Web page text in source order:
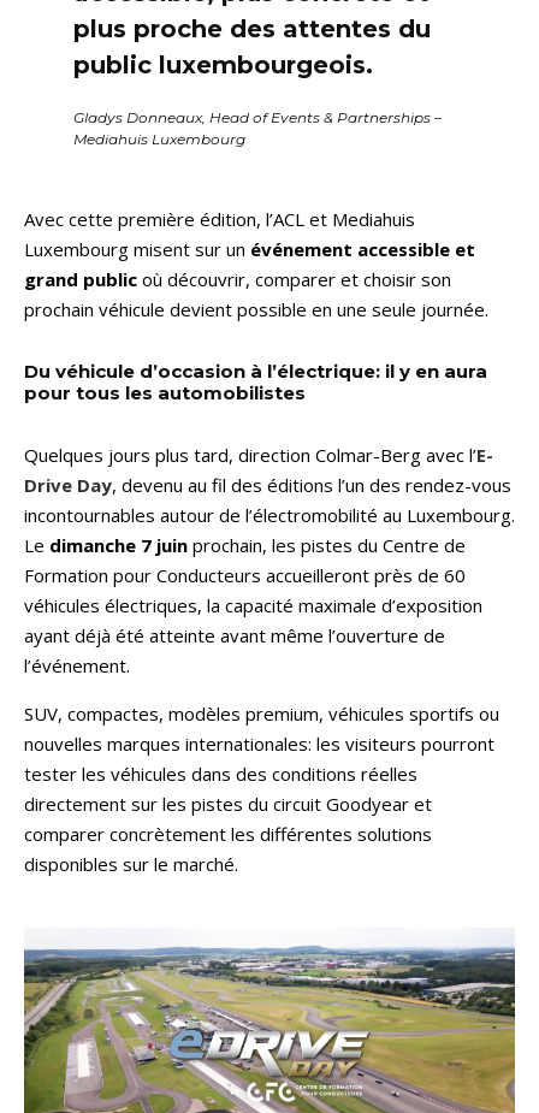
plus proche des attentes du
public luxembourgeois.
Gladys Donneaux, Head of Events & Partnerships –
Mediahuis Luxembourg
Avec cette première édition, l’ACL et Mediahuis
Luxembourg misent sur un événement accessible et
grand public où découvrir, comparer et choisir son
prochain véhicule devient possible en une seule journée.
Du véhicule d’occasion à l’électrique: il y en aura
pour tous les automobilistes
Quelques jours plus tard, direction Colmar-Berg avec l’E-
Drive Day, devenu au fil des éditions l’un des rendez-vous
incontournables autour de l’électromobilité au Luxembourg.
Le dimanche 7 juin prochain, les pistes du Centre de
Formation pour Conducteurs accueilleront près de 60
véhicules électriques, la capacité maximale d’exposition
ayant déjà été atteinte avant même l’ouverture de
l’événement.
SUV, compactes, modèles premium, véhicules sportifs ou
nouvelles marques internationales: les visiteurs pourront
tester les véhicules dans des conditions réelles
directement sur les pistes du circuit Goodyear et
comparer concrètement les différentes solutions
disponibles sur le marché.